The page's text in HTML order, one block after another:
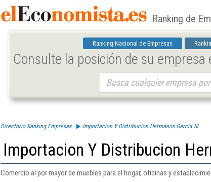
Ranking de
Ranking Nacional de Empresas
Consulte la posición de su
Directorio Ranking Empresas Importacion Y Distribucion Hermanos Garcia Sl
Importacion Y Distribucion
Comercio al por mayor de muebles para el hogar, oficinas y